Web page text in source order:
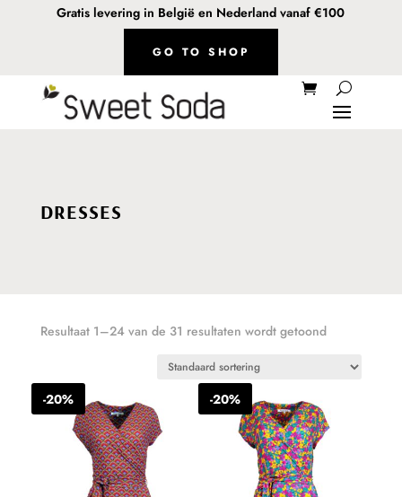
Gratis levering in België en Nederland vanaf €100
GO TO SHOP
DRESSES
Resultaat 1–24 van de 31 resultaten wordt getoond
-20% -20%